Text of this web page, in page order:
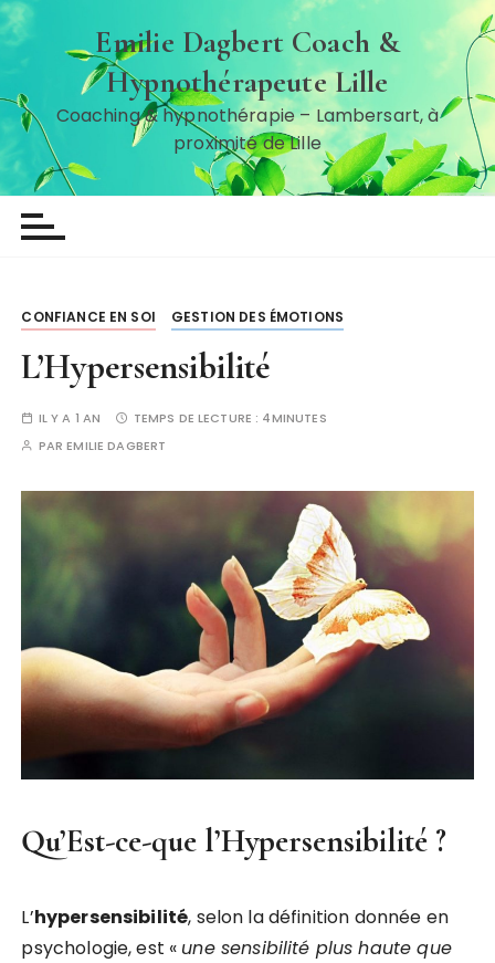
P
a
s
e
r
a
Emilie Dagbert Coach &
Hypnothérapeute Lille
Coaching & hypnothérapie – Lambersart, à
proximité de Lille
CONFIANCE EN SOI GESTION DES ÉMOTIONS
L’Hypersensibilité
IL Y A 1 AN TEMPS DE LECTURE : 4MINUTES
PAREMILIE DAGBERT
Qu’Est-ce-que l’Hypersensibilité ?
L’hypersensibilité, selon la définition donnée en
psychologie, est « une sensibilité plus haute que